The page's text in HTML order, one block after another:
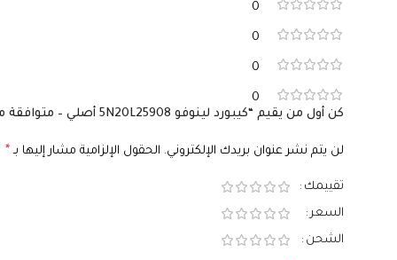
0
0
0
0
كن أول من يقيم “كيبورد لينوفو 5N20L25908 أصلي – متوافقة مع Ideapad 110-15 و110-15ISK و110-15IKB و110-17ACL و110-17IKB و110-17ISK – QWERTY بالعربي والإنجليزي”
لن يتم نشر عنوان بريدك الإلكتروني. الحقول الإلزامية مشار إليها بـ *
تقييمك
السعر
الشحن